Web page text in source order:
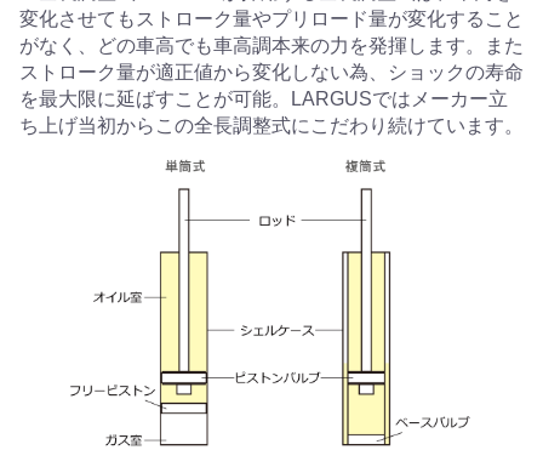
変化させてもストローク量やプリロード量が変化すること
がなく、どの車高でも車高調本来の力を発揮します。また
ストローク量が適正値から変化しない為、ショックの寿命
を最大限に延ばすことが可能。LARGUSではメーカー立
ち上げ当初からこの全長調整式にこだわり続けています。